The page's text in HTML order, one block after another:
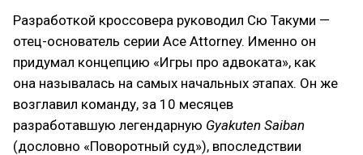
Разработкой кроссовера руководил Сю Такуми —
отец-основатель серии Ace Attorney. Именно он
придумал концепцию «Игры про адвоката», как
она называлась на самых начальных этапах. Он же
возглавил команду, за 10 месяцев
разработавшую легендарную Gyakuten Saiban
(дословно «Поворотный суд»), впоследствии